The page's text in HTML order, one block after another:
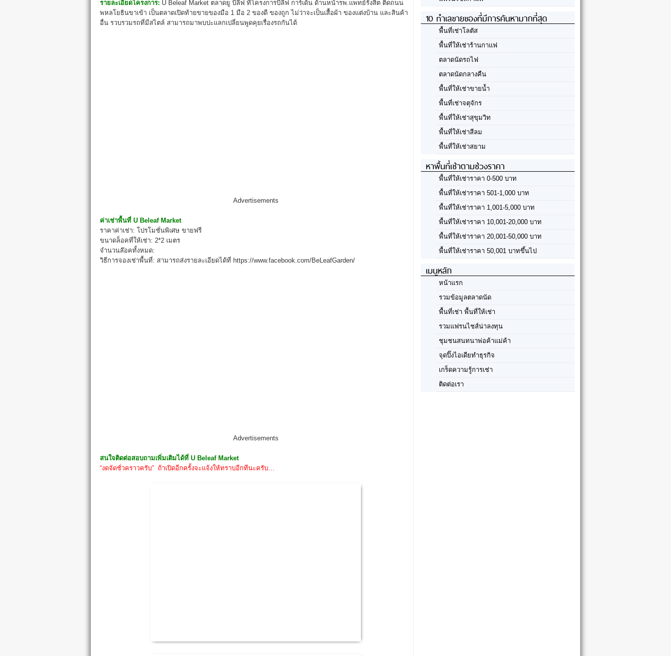
รายละเอียดโครงการ: U Beleaf Market ตลาดยู บีลีฟ ที่โครงการบีลีฟ การ์เด้น ด้านหน้ารพ.แพทย์รังสิต ติดถนน
พหลโยธินขาเข้า เป็นตลาดเปิดท้ายขายของมือ 1 มือ 2 ของดี ของถูก ไม่ว่าจะเป็นเสื้อผ้า ของแต่งบ้าน และสินค้า
อื่น รวบรวมรถที่มีสไตล์ สามารถมาพบปะแลกเปลี่ยนพูดคุยเรื่องรถกันได้
Advertisements
ค่าเช่าพื้นที่ U Beleaf Market
ราคาค่าเช่า: โปรโมชั่นพิเศษ ขายฟรี
ขนาดล็อคที่ให้เช่า: 2*2 เมตร
จำนวนล๊อคทั้งหมด:
วิธีการจองเช่าพื้นที่: สามารถส่งรายละเอียดได้ที่ https://www.facebook.com/BeLeafGarden/
Advertisements
สนใจติดต่อสอบถามเพิ่มเติมได้ที่ U Beleaf Market
“งดจัดชั่วคราวครับ” ถ้าเปิดอีกครั้งจะแจ้งให้ทราบอีกทีนะครับ…
10 ทำเลขายของที่มีการค้นหามากที่สุด
พื้นที่เช่าโลตัส
พื้นที่ให้เช่าร้านกาแฟ
ตลาดนัดรถไฟ
ตลาดนัดกลางคืน
พื้นที่ให้เช่าขายน้ำ
พื้นที่เช่าจตุจักร
พื้นที่ให้เช่าสุขุมวิท
พื้นที่ให้เช่าสีลม
พื้นที่ให้เช่าสยาม
หาพื้นที่เช่าตามช่วงราคา
พื้นที่ให้เช่าราคา 0-500 บาท
พื้นที่ให้เช่าราคา 501-1,000 บาท
พื้นที่ให้เช่าราคา 1,001-5,000 บาท
พื้นที่ให้เช่าราคา 10,001-20,000 บาท
พื้นที่ให้เช่าราคา 20,001-50,000 บาท
พื้นที่ให้เช่าราคา 50,001 บาทขึ้นไป
เมนูหลัก
หน้าแรก
รวมข้อมูลตลาดนัด
พื้นที่เช่า พื้นที่ให้เช่า
รวมแฟรนไชส์น่าลงทุน
ชุมชนสนทนาพ่อค้าแม่ค้า
จุดปิ๊งไอเดียทำธุรกิจ
เกร็ดความรู้การเช่า
ติดต่อเรา